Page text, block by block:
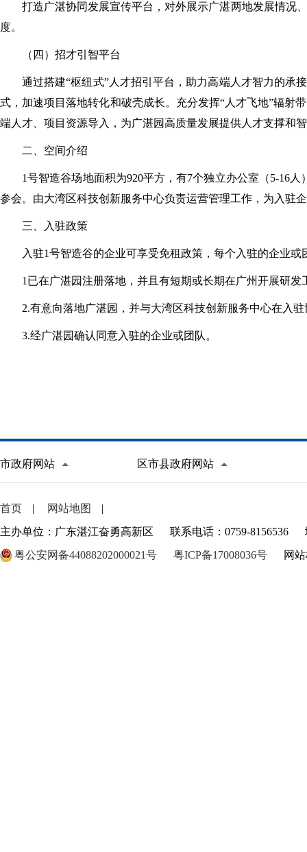
打造广湛协同发展宣传平台，对外展示广湛两地发展情况
度。
（四）招才引智平台
通过搭建“枢纽式”人才招引平台，助力高端人才智力的承
式，加速项目落地转化和破壳成长。充分发挥“人才飞地”辐射
端人才、项目资源导入，为广湛园高质量发展提供人才支撑和
二、空间介绍
1号智造谷场地面积为920平方，有7个独立办公室（5-16
参会。由大湾区科技创新服务中心负责运营管理工作，为入驻
三、入驻政策
入驻1号智造谷的企业可享受免租政策，每个入驻的企业
1已在广湛园注册落地，并且有短期或长期在广州开展研
2.有意向落地广湛园，并与大湾区科技创新服务中心在入
3.经广湛园确认同意入驻的企业或团队。
市政府网站 区市县政府网站
首页 | 网站地图
|
主办单位：广东湛江奋勇高新区
联系电话：0759-8156536
粤公安网备44088202000021号
粤ICP备17008036号 网